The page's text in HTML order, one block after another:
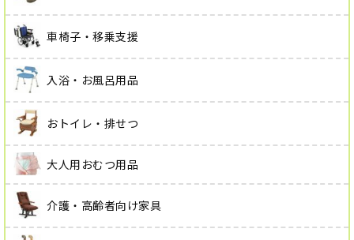
車椅子・移乗支援
入浴・お風呂用品
おトイレ・排せつ
大人用おむつ用品
介護・高齢者向け家具